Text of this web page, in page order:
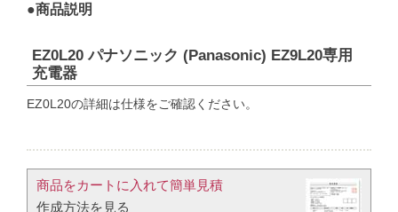
●商品説明
EZ0L20 パナソニック (Panasonic) EZ9L20専用
充電器
EZ0L20の詳細は仕様をご確認ください。
商品をカートに入れて簡単見積​
作成方法を見る​​